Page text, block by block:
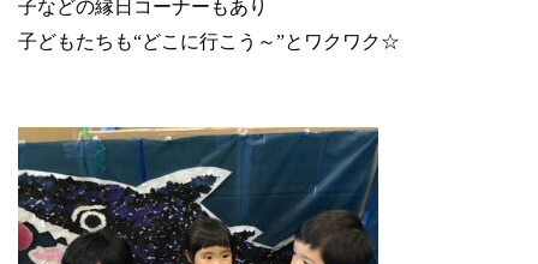
子などの縁日コーナーもあり
子どもたちも“どこに行こう～”とワクワク☆